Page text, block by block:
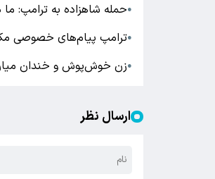
●حمله شاهزاده به ترامپ:
●ترامپ پیام‌های خصوصی
●زن خوش‌پوش و خندان
ارسال نظر